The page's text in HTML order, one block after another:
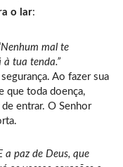
o lar:
mal te
à tua tenda.”
Ao fazer sua
que toda doença,
entrar. O Senhor
a paz de Deus, que